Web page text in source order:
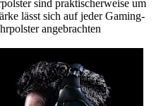
sind praktischerweise um
lässt sich auf jeder Gaming-
angebrachten